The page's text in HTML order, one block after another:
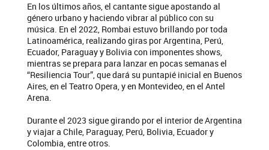
En los últimos años, el cantante sigue apostando al
género urbano y haciendo vibrar al público con su
música. En el 2022, Rombai estuvo brillando por toda
Latinoamérica, realizando giras por Argentina, Perú,
Ecuador, Paraguay y Bolivia con imponentes shows,
mientras se prepara para lanzar en pocas semanas el
“Resiliencia Tour”, que dará su puntapié inicial en Buenos
Aires, en el Teatro Opera, y en Montevideo, en el Antel
Arena.
Durante el 2023 sigue girando por el interior de Argentina
y viajar a Chile, Paraguay, Perú, Bolivia, Ecuador y
Colombia, entre otros.